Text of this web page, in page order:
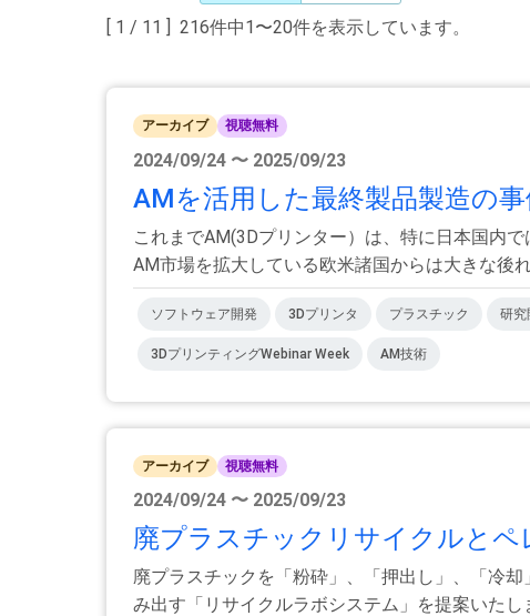
[ 1 / 11 ] 216件中1〜20件を表示しています。
アーカイブ 視聴無料
2024/09/24 〜 2025/09/23
AMを活用した最終製品製造の
これまでAM(3Dプリンター）は、特に日本国内
AM市場を拡大している欧米諸国からは大きな後
ソフトウェア開発 3Dプリンタ プラスチック 研究
3DプリンティングWebinar Week AM技術
アーカイブ 視聴無料
2024/09/24 〜 2025/09/23
廃プラスチックリサイクルとペ
廃プラスチックを「粉砕」、「押出し」、「冷
み出す「リサイクルラボシステム」を提案いたし